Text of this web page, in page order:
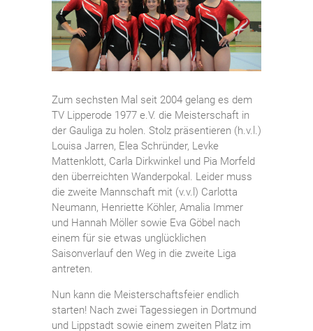
Zum sechsten Mal seit 2004 gelang es dem
TV Lipperode 1977 e.V. die Meisterschaft in
der Gauliga zu holen. Stolz präsentieren (h.v.l.)
Louisa Jarren, Elea Schründer, Levke
Mattenklott, Carla Dirkwinkel und Pia Morfeld
den überreichten Wanderpokal. Leider muss
die zweite Mannschaft mit (v.v.l) Carlotta
Neumann, Henriette Köhler, Amalia Immer
und Hannah Möller sowie Eva Göbel nach
einem für sie etwas unglücklichen
Saisonverlauf den Weg in die zweite Liga
antreten.
Nun kann die Meisterschaftsfeier endlich
starten! Nach zwei Tagessiegen in Dortmund
und Lippstadt sowie einem zweiten Platz im